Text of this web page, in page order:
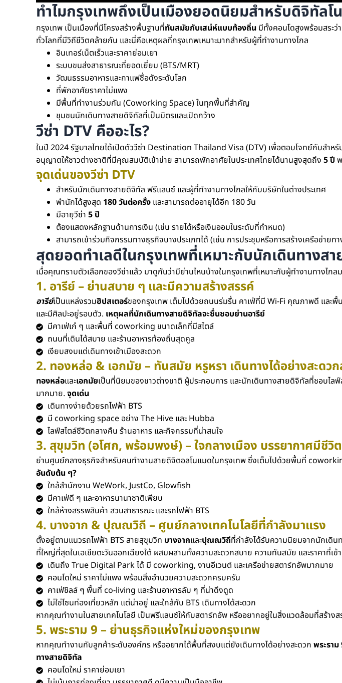
ทำไมกรุงเทพถึงเป็นเมืองยอดนิยมสำหรับดิจิทัลโ
กรุงเทพ เป็นเมืองที่มีโครงสร้างพื้นฐานที่ทันสมัยกับเสน่ห์แบบท้องถิ่น มีทั้งคอนโดสูงพร้อมสระว่
ทั่วโลกที่มีวิถีชีวิตคล้ายกัน และนี่คือเหตุผลที่กรุงเทพเหมาะมากสำหรับผู้ที่ทำงานทางไกล
อินเทอร์เน็ตเร็วและราคาย่อมเยา
ระบบขนส่งสาธารณะที่ยอดเยี่ยม (BTS/MRT)
วัฒนธรรมอาหารและกาแฟชื่อดังระดับโลก
ที่พักอาศัยราคาไม่แพง
มีพื้นที่ทำงานร่วมกัน (Coworking Space) ในทุกพื้นที่สำคัญ
ชุมชนนักเดินทางสายดิจิทัลที่เป็นมิตรและเปิดกว้าง
วีซ่า DTV คืออะไร?
ในปี 2024 รัฐบาลไทยได้เปิดตัววีซ่า Destination Thailand Visa (DTV) เพื่อตอบโจทย์กับสำห
อนุญาตให้ชาวต่างชาติที่มีคุณสมบัติเข้าข่าย สามารถพักอาศัยในประเทศไทยได้นานสูงสุดถึง 5 ปี
จุดเด่นของวีซ่า DTV
สำหรับนักเดินทางสายดิจิทัล ฟรีแลนซ์ และผู้ที่ทำงานทางไกลให้กับบริษัทในต่างประเทศ
พำนักได้สูงสุด 180 วันต่อครั้ง และสามารถต่ออายุได้อีก 180 วัน
มีอายุวีซ่า 5 ปี
ต้องแสดงหลักฐานด้านการเงิน (เช่น รายได้หรือเงินออมในระดับที่กำหนด)
สามารถเข้าร่วมกิจกรรมทางธุรกิจบางประเภทได้ (เช่น การประชุมหรือการสร้างเครือข่ายท
สุดยอดทำเลดีในกรุงเทพที่เหมาะกับนักเดินทางส
เมื่อคุณทราบตัวเลือกของวีซ่าแล้ว มาดูกันว่ามีย่านไหนบ้างในกรุงเทพที่เหมาะกับผู้ทำงานทางไก
1. อารีย์ – ย่านสบาย ๆ และมีความสร้างสรรค์
อารีย์เป็นแหล่งรวมฮิปสเตอร์ของกรุงเทพ เต็มไปด้วยถนนร่มรื่น คาเฟ่ที่มี Wi-Fi คุณภาพดี และพื้
และมีศิลปะอยู่รอบตัว. เหตุผลที่นักเดินทางสายดิจิทัลจะชื่นชอบย่านอารีย์
มีคาเฟ่เก๋ ๆ และพื้นที่ coworking ขนาดเล็กที่มีสไตล์
ถนนที่เดินได้สบาย และร้านอาหารท้องถิ่นสุดคูล
เงียบสงบแต่เดินทางเข้าเมืองสะดวก
2. ทองหล่อ & เอกมัย – ทันสมัย หรูหรา เดินทางได้อย่างสะดว
ทองหล่อและเอกมัยเป็นที่นิยมของชาวต่างชาติ ผู้ประกอบการ และนักเดินทางสายดิจิทัลที่ชอบไ
มากมาย. จุดเด่น
เดินทางง่ายด้วยรถไฟฟ้า BTS
มี coworking space อย่าง The Hive และ Hubba
ไลฟ์สไตล์ชีวิตกลางคืน ร้านอาหาร และกิจกรรมที่น่าสนใจ
3. สุขุมวิท (อโศก, พร้อมพงษ์) – ใจกลางเมือง บรรยากาศมีชีวิ
ย่านศูนย์กลางธุรกิจสำหรับคนทำงานสายดิจิตอลโนแมดในกรุงเทพซึ่งเต็มไปด้วยพื้นที่
อันดับต้น ๆ?
ใกล้สำนักงาน WeWork, JustCo, Glowfish
มีคาเฟ่ดี ๆ และอาหารนานาชาติเพียบ
ใกล้ห้างสรรพสินค้า สวนสาธารณะ และรถไฟฟ้า BTS
4. บางจาก & ปุณณวิถี – ศูนย์กลางเทคโนโลยีที่กำลังมาแรง
ตั้งอยู่ตามแนวรถไฟฟ้า BTS สายสุขุมวิท บางจากและปุณณวิถีที่กำลังได้รับความนิยมจากนักเดิ
ที่ใหญ่ที่สุดในเอเชียตะวันออกเฉียงใต้ ผสมผสานทั้งความสะดวกสบาย ความทันสมัย และราคาที่เข้
เดินถึง True Digital Park ได้ มี coworking, งานอีเวนต์ และเครือข่ายสตาร์ทอัพมากมาย
คอนโดใหม่ ราคาไม่แพง พร้อมสิ่งอำนวยความสะดวกครบครัน
คาเฟ่ชิลล์ ๆ พื้นที่ co-living และร้านอาหารลับ ๆ ที่น่าดึงดูด
ไม่ใช่โซนท่องเที่ยวหลัก แต่น่าอยู่ และใกล้กับ BTS เดินทางได้สะดวก
หากคุณทำงานในสายเทคโนโลยี เป็นฟรีแลนซ์ให้กับสตาร์ทอัพ หรืออยากอยู่ในสิ่งแวดล้อมที่สร้าง
5. พระราม 9 – ย่านธุรกิจแห่งใหม่ของกรุงเทพ
หากคุณทำงานกับลูกค้าระดับองค์กร หรืออยากได้พื้นที่สงบแต่ยังเดินทางได้อย่างสะดวก พระราม
ทางสายดิจิทัล
คอนโดใหม่ ราคาย่อมเยา